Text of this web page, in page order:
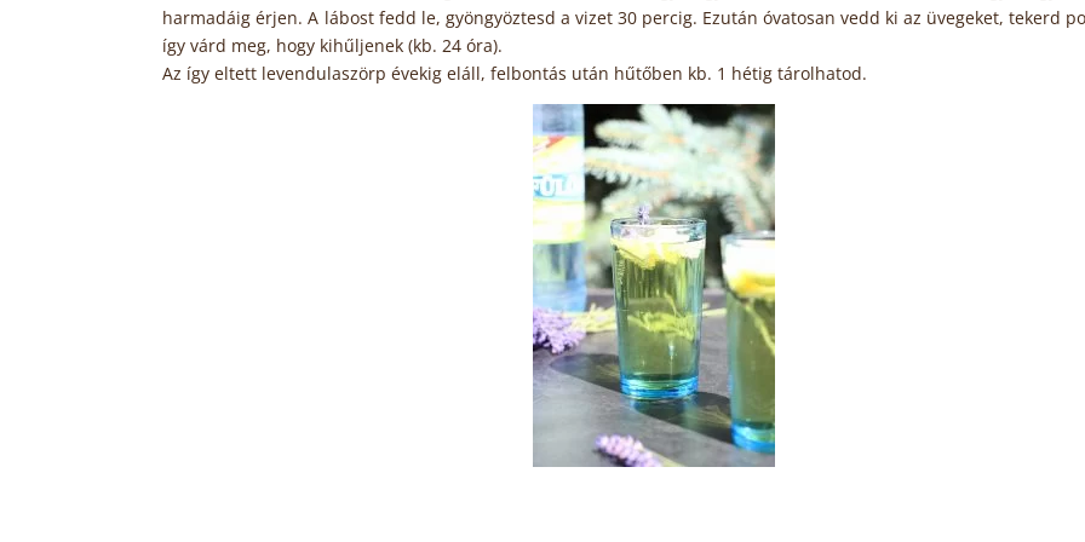
harmadáig érjen. A lábost fedd le, gyöngyöztesd a vizet 30 percig. Ezután óvatosan vedd ki az üvegeket, tekerd
így várd meg, hogy kihűljenek (kb. 24 óra).
Az így eltett levendulaszörp évekig eláll, felbontás után hűtőben kb. 1 hétig tárolhatod.